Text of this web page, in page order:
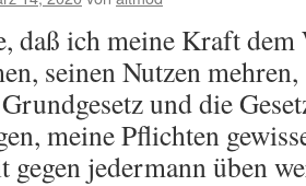
daß ich meine Kraft dem
seinen Nutzen
und die
meine Pflichten
gegen jedermann üben